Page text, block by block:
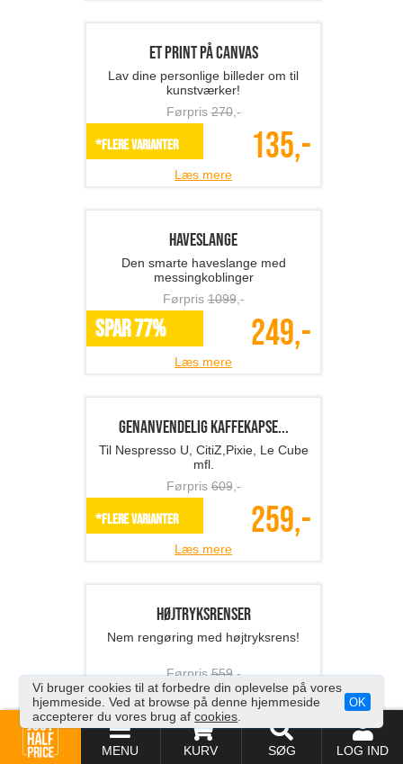
MENU KURV SØG LOG IND
SPAR 49% 137,-
Læs mere
Et print på canvas
Lav dine personlige billeder om til
kunstværker!
Førpris
*Flere varianter
messingkoblinger
Førpris1099,-
249,-
Læs mere
Vi bruger cookies til at forbedre din oplevelse på vores
hjemmeside. Ved at browse på denne hjemmeside
accepterer du vores brug afcookies
OK